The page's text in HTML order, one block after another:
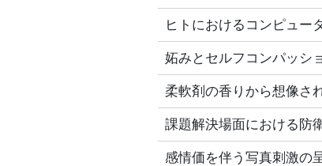
ヒトにおけるコンピュー
妬みとセルフコンパッ
柔軟剤の香りから想像さ
課題解決場面における防
感情価を伴う写真刺激の